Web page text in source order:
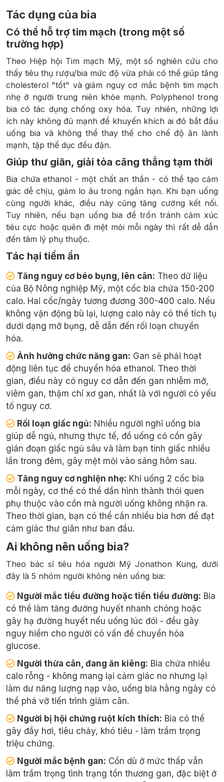
Tác dụng của bia
Có thể hỗ trợ tim mạch (trong một số
trường hợp)
Theo Hiệp hội Tim mạch Mỹ, một số nghiên cứu cho
thấy tiêu thụ rượu/bia mức độ vừa phải có thể giúp tăng
cholesterol "tốt" và giảm nguy cơ mắc bệnh tim mạch
nhẹ ở người trung niên khỏe mạnh. Polyphenol trong
bia có tác dụng chống oxy hóa. Tuy nhiên, những lợi
ích này không đủ mạnh để khuyến khích ai đó bắt đầu
uống bia và không thể thay thế cho chế độ ăn lành
mạnh, tập thể dục đều đặn.
Giúp thư giãn, giải tỏa căng thẳng tạm thời
Bia chứa ethanol - một chất an thần - có thể tạo cảm
giác dễ chịu, giảm lo âu trong ngắn hạn. Khi bạn uống
cùng người khác, điều này cũng tăng cường kết nối.
Tuy nhiên, nếu bạn uống bia để trốn tránh cảm xúc
tiêu cực hoặc quên đi mệt mỏi mỗi ngày thì rất dễ dẫn
đến tâm lý phụ thuộc.
Tác hại tiềm ẩn
Tăng nguy cơ béo bụng, lên cân: Theo dữ liệu
của Bộ Nông nghiệp Mỹ, một cốc bia chứa 150-200
calo. Hai cốc/ngày tương đương 300-400 calo. Nếu
không vận động bù lại, lượng calo này có thể tích tụ
dưới dạng mỡ bụng, dễ dẫn đến rối loạn chuyển
hóa.
Ảnh hưởng chức năng gan: Gan sẽ phải hoạt
động liên tục để chuyển hóa ethanol. Theo thời
gian, điều này có nguy cơ dẫn đến gan nhiễm mỡ,
viêm gan, thậm chí xơ gan, nhất là với người có yếu
tố nguy cơ.
Rối loạn giấc ngủ: Nhiều người nghĩ uống bia
giúp dễ ngủ, nhưng thực tế, đồ uống có cồn gây
gián đoạn giấc ngủ sâu và làm bạn tỉnh giấc nhiều
lần trong đêm, gây mệt mỏi vào sáng hôm sau.
Tăng nguy cơ nghiện nhẹ: Khi uống 2 cốc bia
mỗi ngày, cơ thể có thể dần hình thành thói quen
phụ thuộc vào cồn mà người uống không nhận ra.
Theo thời gian, bạn có thể cần nhiều bia hơn để đạt
cảm giác thư giãn như ban đầu.
Ai không nên uống bia?
Theo bác sĩ tiêu hóa người Mỹ Jonathon Kung, dưới
đây là 5 nhóm người không nên uống bia:
Người mắc tiểu đường hoặc tiền tiểu đường: Bia
có thể làm tăng đường huyết nhanh chóng hoặc
gây hạ đường huyết nếu uống lúc đói - đều gây
nguy hiểm cho người có vấn đề chuyển hóa
glucose.
Người thừa cân, đang ăn kiêng: Bia chứa nhiều
calo rỗng - không mang lại cảm giác no nhưng lại
làm dư năng lượng nạp vào, uống bia hằng ngày có
thể phá vỡ tiến trình giảm cân.
Người bị hội chứng ruột kích thích: Bia có thể
gây đầy hơi, tiêu chảy, khó tiêu - làm trầm trọng
triệu chứng.
Người mắc bệnh gan: Cồn dù ở mức thấp vẫn
làm trầm trọng tình trạng tổn thương gan, đặc biệt ở